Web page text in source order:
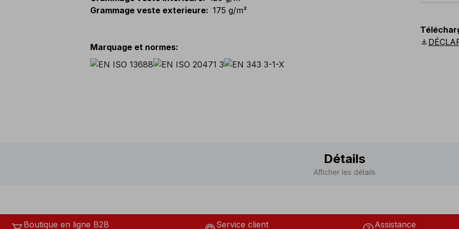
Grammage veste exterieure: 175 g/m²
Marquage et normes:
download
Détails
Afficher les détails
Boutique en ligne B2B Service client Assistance